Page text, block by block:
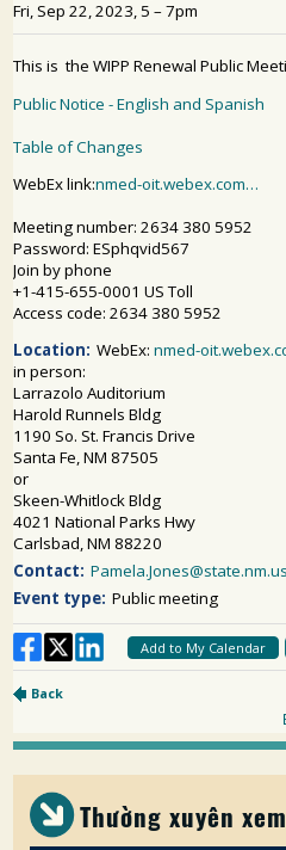
SỰ THAM GIA CỦA CÔNG CHÚNG
Tìm kiếm:
Thường xuyên xem